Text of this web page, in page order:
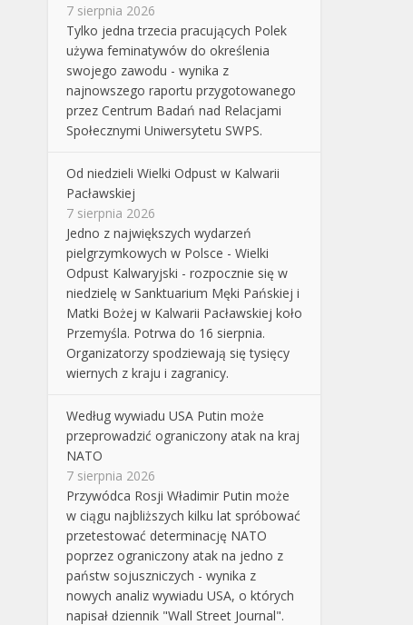
7 sierpnia 2026
Tylko jedna trzecia pracujących Polek
używa feminatywów do określenia
swojego zawodu - wynika z
najnowszego raportu przygotowanego
przez Centrum Badań nad Relacjami
Społecznymi Uniwersytetu SWPS.
Od niedzieli Wielki Odpust w Kalwarii
Pacławskiej
7 sierpnia 2026
Jedno z największych wydarzeń
pielgrzymkowych w Polsce - Wielki
Odpust Kalwaryjski - rozpocznie się w
niedzielę w Sanktuarium Męki Pańskiej i
Matki Bożej w Kalwarii Pacławskiej koło
Przemyśla. Potrwa do 16 sierpnia.
Organizatorzy spodziewają się tysięcy
wiernych z kraju i zagranicy.
Według wywiadu USA Putin może
przeprowadzić ograniczony atak na kraj
NATO
7 sierpnia 2026
Przywódca Rosji Władimir Putin może
w ciągu najbliższych kilku lat spróbować
przetestować determinację NATO
poprzez ograniczony atak na jedno z
państw sojuszniczych - wynika z
nowych analiz wywiadu USA, o których
napisał dziennik "Wall Street Journal".